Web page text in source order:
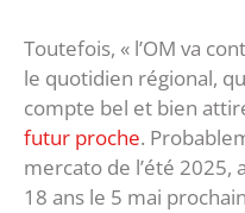
Toutefois, « l’OM va
le quotidien régional,
compte bel et bien
futur proche.
mercato de l’été 2025,
18 ans le 5 mai